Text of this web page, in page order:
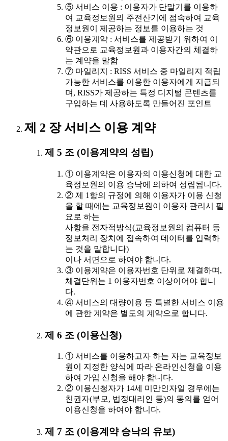
⑤ 서비스 이용 : 이용자가 단말기를 이용하
여 교육정보원의 주전산기에 접속하여 교육
정보원이 제공하는 정보를 이용하는 것
⑥ 이용계약 : 서비스를 제공받기 위하여 이
약관으로 교육정보원과 이용자간의 체결하
는 계약을 말함
⑦ 마일리지 : RISS 서비스 중 마일리지 적립
가능한 서비스를 이용한 이용자에게 지급되
며, RISS가 제공하는 특정 디지털 콘텐츠를
구입하는 데 사용하도록 만들어진 포인트
제 2 장 서비스 이용 계약
제 5 조 (이용계약의 성립)
① 이용계약은 이용자의 이용신청에 대한 교
육정보원의 이용 승낙에 의하여 성립됩니다.
② 제 1항의 규정에 의해 이용자가 이용 신청
을 할 때에는 교육정보원이 이용자 관리시 필
요로 하는
사항을 전자적방식(교육정보원의 컴퓨터 등
정보처리 장치에 접속하여 데이터를 입력하
는 것을 말합니다)
이나 서면으로 하여야 합니다.
③ 이용계약은 이용자번호 단위로 체결하며,
체결단위는 1 이용자번호 이상이어야 합니
다.
④ 서비스의 대량이용 등 특별한 서비스 이용
에 관한 계약은 별도의 계약으로 합니다.
제 6 조 (이용신청)
① 서비스를 이용하고자 하는 자는 교육정보
원이 지정한 양식에 따라 온라인신청을 이용
하여 가입 신청을 해야 합니다.
② 이용신청자가 14세 미만인자일 경우에는
친권자(부모, 법정대리인 등)의 동의를 얻어
이용신청을 하여야 합니다.
제 7 조 (이용계약 승낙의 유보)